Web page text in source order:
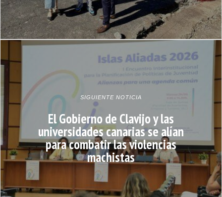
SIGUIENTE NOTICIA
El Gobierno de Clavijo y las
universidades canarias se alían
para combatir las violencias
machistas